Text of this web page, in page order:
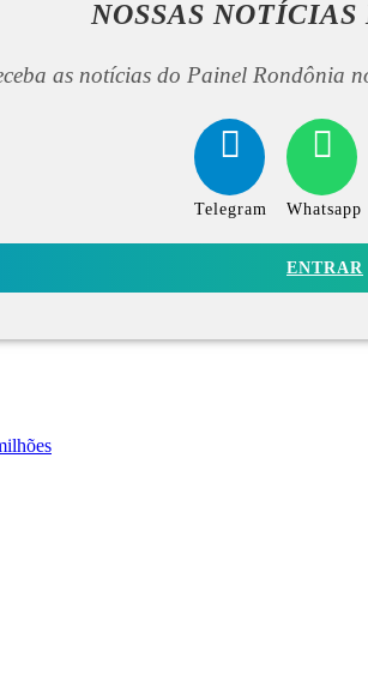
NOSSAS NOTÍCIAS
as notícias do Painel Rondônia
Telegram Whatsapp
ENTRAR